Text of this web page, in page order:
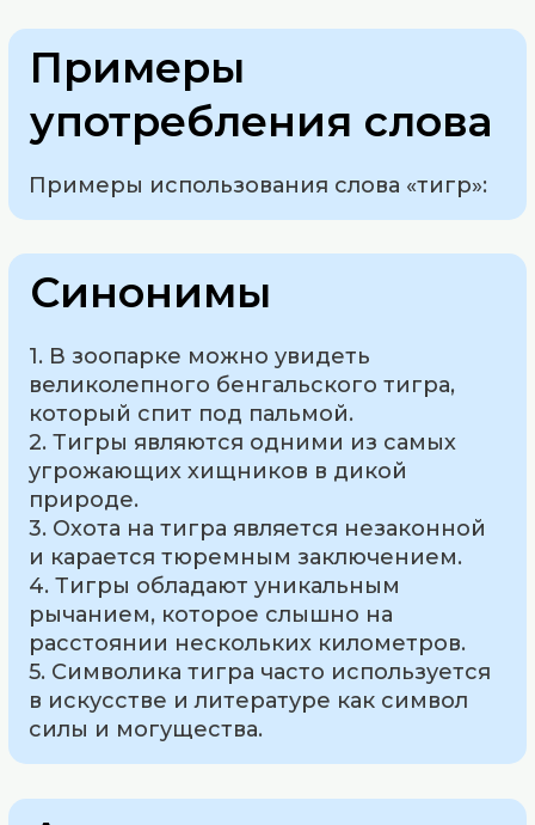
Примеры
употребления слова
Примеры использования слова «тигр»:
Синонимы
1. В зоопарке можно увидеть
великолепного бенгальского тигра,
который спит под пальмой.
2. Тигры являются одними из самых
угрожающих хищников в дикой
природе.
3. Охота на тигра является незаконной
и карается тюремным заключением.
4. Тигры обладают уникальным
рычанием, которое слышно на
расстоянии нескольких километров.
5. Символика тигра часто используется
в искусстве и литературе как символ
силы и могущества.